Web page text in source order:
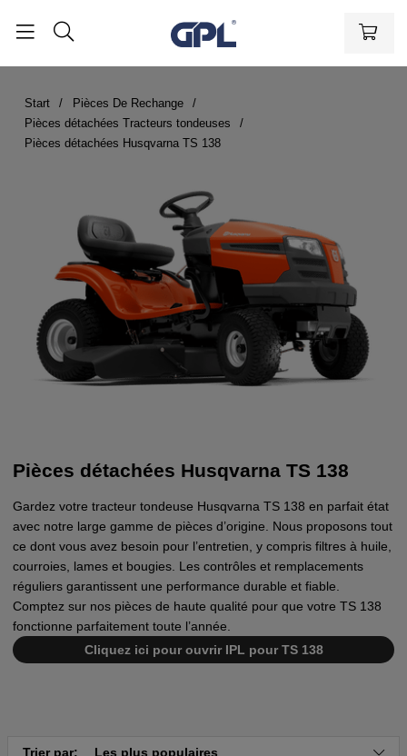
Start
Pièces De Rechange
Pièces détachées Tracteurs tondeuses
Pièces détachées Husqvarna TS 138
Pièces détachées Husqvarna TS 138
Gardez votre tracteur tondeuse Husqvarna TS 138 en parfait état
avec notre large gamme de pièces d’origine. Nous proposons tout
ce dont vous avez besoin pour l’entretien, y compris filtres à huile,
courroies, lames et bougies. Les contrôles et remplacements
réguliers garantissent une performance durable et fiable.
Comptez sur nos pièces de haute qualité pour que votre TS 138
fonctionne parfaitement toute l’année.
Cliquez ici pour ouvrir IPL pour TS 138
Trier par: Les plus populaires